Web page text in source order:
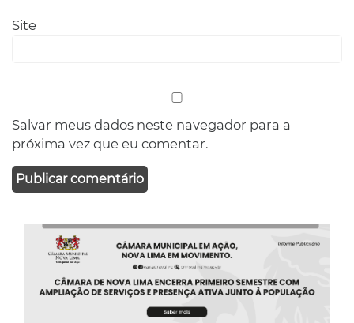
Site
Salvar meus dados neste navegador para a
próxima vez que eu comentar.